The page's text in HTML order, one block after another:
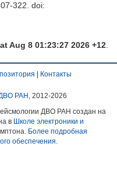
322. doi:
Aug 8 01:23:27 2026 +12
Контакты
ДВО РАН , 2012-2026
ДВО РАН создан на
в Школе электроники и
Более подробная
обеспечения.